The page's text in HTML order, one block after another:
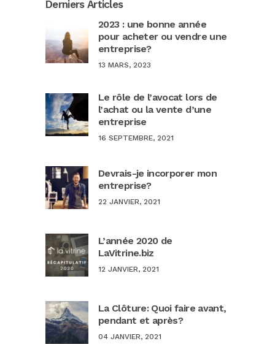
Derniers Articles
2023 : une bonne année
pour acheter ou vendre une
entreprise?
13 MARS, 2023
Le rôle de l’avocat lors de
l’achat ou la vente d’une
entreprise
16 SEPTEMBRE, 2021
Devrais-je incorporer mon
entreprise?
22 JANVIER, 2021
L’année 2020 de
LaVitrine.biz
12 JANVIER, 2021
La Clôture: Quoi faire avant,
pendant et après?
04 JANVIER, 2021